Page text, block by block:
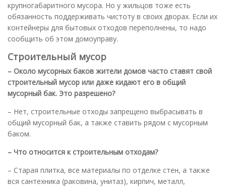
крупногабаритного мусора. Но у жильцов тоже есть
обязанность поддерживать чистоту в своих дворах. Если их
контейнеры для бытовых отходов переполнены, то надо
сообщить об этом домоуправу.
Строительный мусор
– Около мусорных баков жители домов часто ставят свой
строительный мусор или даже кидают его в общий
мусорный бак. Это разрешено?
– Нет, строительные отходы запрещено выбрасывать в
общий мусорный бак, а также ставить рядом с мусорным
баком.
– Что относится к строительным отходам?
– Старая плитка, все материалы по отделке стен, а также
вся сантехника (раковина, унитаз), кирпич, металл,